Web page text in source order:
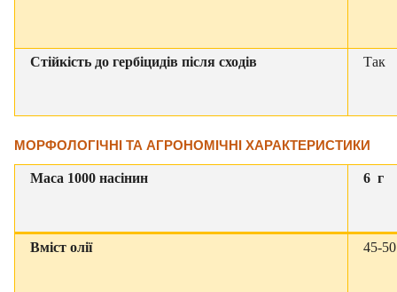
Стійкість до гербіцидів після сходів Так
МОРФОЛОГІЧНІ ТА АГРОНОМІЧНІ ХАРАКТЕРИСТИКИ
Маса 1000 насінин 6 г
Вміст олії 45-